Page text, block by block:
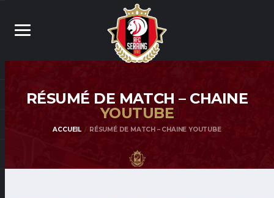
RÉSUMÉ DE MATCH – CHAINE
YOUTUBE
ACCUEIL RÉSUMÉ DE MATCH – CHAINE YOUTUBE